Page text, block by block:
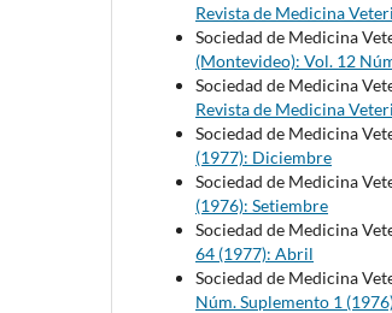
Revista de Medicina
Sociedad de Medicina
(Montevideo): Vol. 12
Sociedad de Medicina
Revista de Medicina
Sociedad de Medicina
(1977): Diciembre
Sociedad de Medicina
(1976): Setiembre
Sociedad de Medicina
64 (1977): Abril
Sociedad de Medicina
Núm. Suplemento 1